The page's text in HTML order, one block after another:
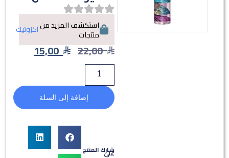
استكشف المزيد من
منتجات اكزوتيك
22,00
15,00
إضافة إلى السلة
شارك المنتج